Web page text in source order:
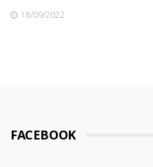
18/09/2022
FACEBOOK